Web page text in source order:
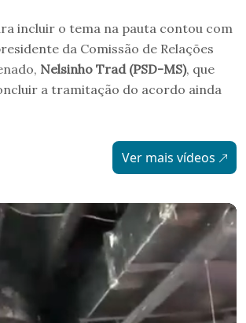
incluir o tema na pauta contou com
da Comissão de Relações
Nelsinho Trad (PSD-MS), que
a tramitação do acordo ainda
Ver mais vídeos